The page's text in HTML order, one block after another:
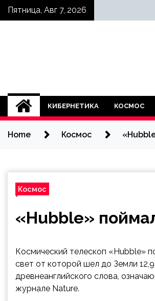
SkipПятница, Авг 7, 2026
КИБЕРНЕТИКА КОСМОС
Home Космос
Космос
«Hubble»
Космический телескоп «Hubble»
свет от которой шел до Земли
древнеанглийского слова,
журнале Nature.